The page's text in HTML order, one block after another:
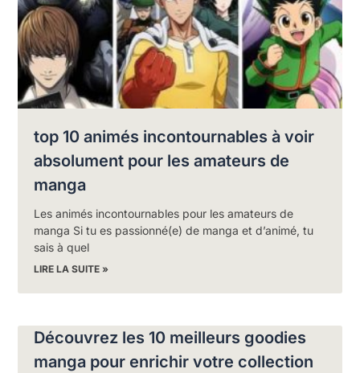
top 10 animés incontournables à voir
absolument pour les amateurs de
manga
Les animés incontournables pour les amateurs de
manga Si tu es passionné(e) de manga et d’animé, tu
sais à quel
LIRE LA SUITE »
Découvrez les 10 meilleurs goodies
manga pour enrichir votre collection